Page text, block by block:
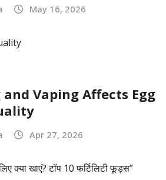
May 16, 2026
Vaping Affects Egg
Apr 27, 2026